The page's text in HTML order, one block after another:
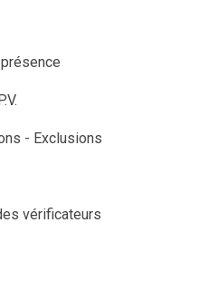
- Exclusions
vérificateurs